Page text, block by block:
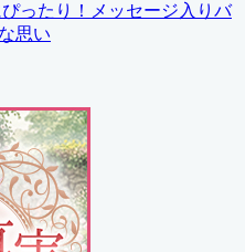
ぴったり！メッセージ入りバ
思い